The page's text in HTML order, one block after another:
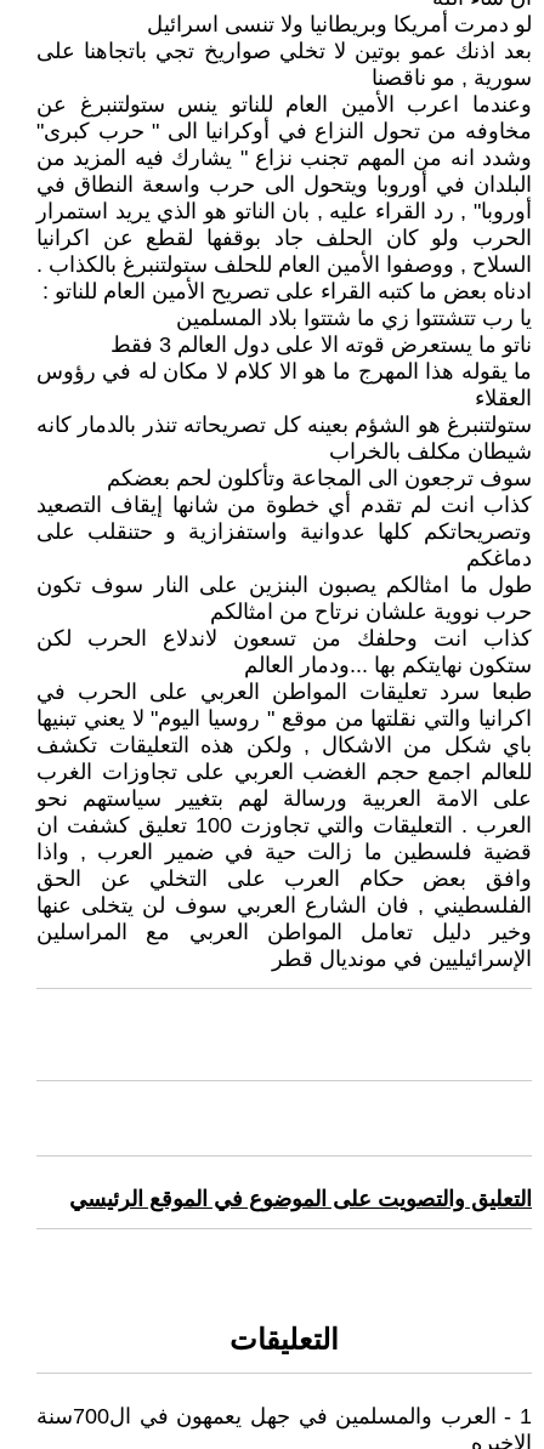
لو دمرت أمريكا وبريطانيا ولا تنسى اسرائيل
بعد اذنك عمو بوتين لا تخلي صواريخ تجي باتجاهنا على
سورية , مو ناقصنا
وعندما اعرب الأمين العام للناتو ينس ستولتنبرغ عن
مخاوفه من تحول النزاع في أوكرانيا الى " حرب كبرى"
وشدد انه من المهم تجنب نزاع " يشارك فيه المزيد من
البلدان في أوروبا ويتحول الى حرب واسعة النطاق في
أوروبا" , رد القراء عليه , بان الناتو هو الذي يريد استمرار
الحرب ولو كان الحلف جاد بوقفها لقطع عن اكرانيا
السلاح , ووصفوا الأمين العام للحلف ستولتنبرغ بالكذاب .
ادناه بعض ما كتبه القراء على تصريح الأمين العام للناتو :
يا رب تتشتتوا زي ما شتتوا بلاد المسلمين
ناتو ما يستعرض قوته الا على دول العالم 3 فقط
ما يقوله هذا المهرج ما هو الا كلام لا مكان له في رؤوس
العقلاء
ستولتنبرغ هو الشؤم بعينه كل تصريحاته تنذر بالدمار كانه
شيطان مكلف بالخراب
سوف ترجعون الى المجاعة وتأكلون لحم بعضكم
كذاب انت لم تقدم أي خطوة من شانها إيقاف التصعيد
وتصريحاتكم كلها عدوانية واستفزازية و حتنقلب على
دماغكم
طول ما امثالكم يصبون البنزين على النار سوف تكون
حرب نووية علشان نرتاح من امثالكم
كذاب انت وحلفك من تسعون لاندلاع الحرب لكن
ستكون نهايتكم بها ...ودمار العالم
طبعا سرد تعليقات المواطن العربي على الحرب في
اكرانيا والتي نقلتها من موقع " روسيا اليوم" لا يعني تبنيها
باي شكل من الاشكال , ولكن هذه التعليقات تكشف
للعالم اجمع حجم الغضب العربي على تجاوزات الغرب
على الامة العربية ورسالة لهم بتغيير سياستهم نحو
العرب . التعليقات والتي تجاوزت 100 تعليق كشفت ان
قضية فلسطين ما زالت حية في ضمير العرب , واذا
وافق بعض حكام العرب على التخلي عن الحق
الفلسطيني , فان الشارع العربي سوف لن يتخلى عنها
وخير دليل تعامل المواطن العربي مع المراسلين
الإسرائيليين في مونديال قطر
التعليق والتصويت على الموضوع في الموقع الرئيسي
التعليقات
1 - العرب والمسلمين في جهل يعمهون في ال700سنة
الاخيره